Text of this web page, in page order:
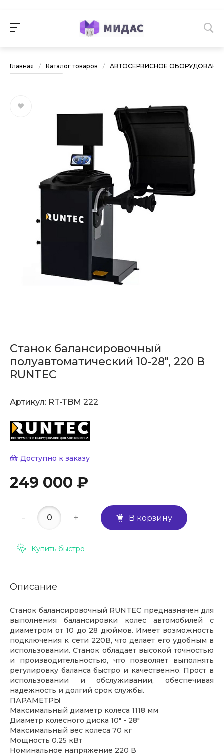
Главная / Каталог товаров / АВТОСЕРВИСНОЕ
Станок балансировочный
полуавтоматический 10-28", 220 В
RUNTEC
Артикул: RT-TBM 222
Доступно к заказу
249 000 ₽
- + В корзину
Купить быстро
Описание
Станок балансировочный RUNTEC предназначен для
выполнения балансировки колес автомобилей с
диаметром от 10 до 28 дюймов. Имеет возможность
подключения к сети 220В, что делает его удобным в
использовании. Станок обладает высокой точностью
и производительностью, что позволяет выполнять
регулировку баланса быстро и качественно. Прост в
использовании и обслуживании, обеспечивая
надежность и долгий срок службы.
ПАРАМЕТРЫ
Максимальный диаметр колеса 1118 мм
Диаметр колесного диска 10" - 28"
Максимальный вес колеса 70 кг
Мощность 0.25 кВт
Номинальное напряжение 220 В